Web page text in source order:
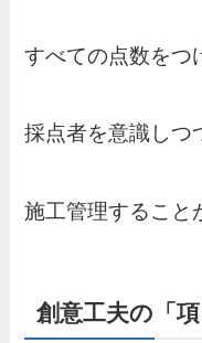
すべての点数をつ
採点者を意識しつ
施工管理すること
創意工夫の「項